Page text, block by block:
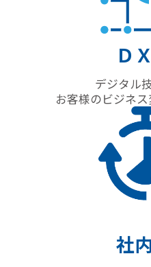
Ｄ
デジタル
お客様のビジネス
社